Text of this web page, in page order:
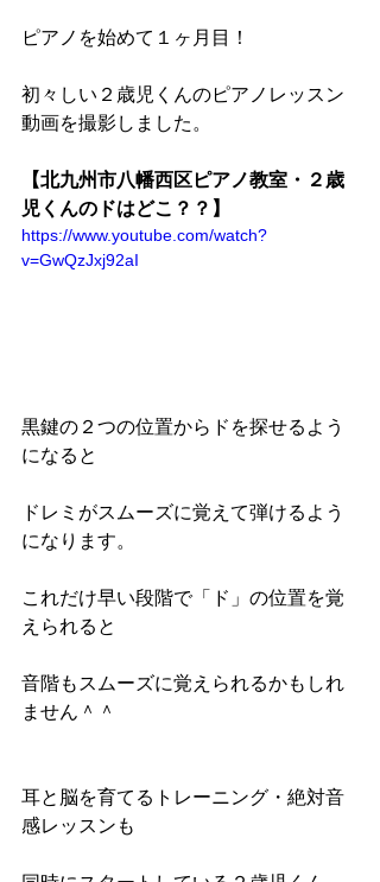
ピアノを始めて１ヶ月目！
初々しい２歳児くんのピアノレッスン
動画を撮影しました。
【北九州市八幡西区ピアノ教室・２歳
児くんのドはどこ？？】
https://www.youtube.com/watch?
v=GwQzJxj92aI
黒鍵の２つの位置からドを探せるよう
になると
ドレミがスムーズに覚えて弾けるよう
になります。
これだけ早い段階で「ド」の位置を覚
えられると
音階もスムーズに覚えられるかもしれ
ません＾＾
耳と脳を育てるトレーニング・絶対音
感レッスンも